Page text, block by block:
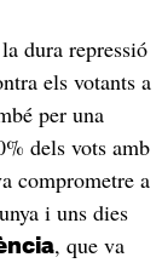
dura repressió
els votants a
per una
dels vots amb
comprometre a
i uns dies
, que va